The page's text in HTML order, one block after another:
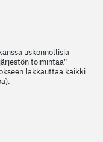
uskonnollisia
toimintaa"
lakkauttaa kaikki